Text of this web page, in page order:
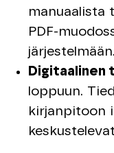
manuaalista
PDF-
järjestelmään.
Digitaalinen
loppuun.
kirjanpitoon